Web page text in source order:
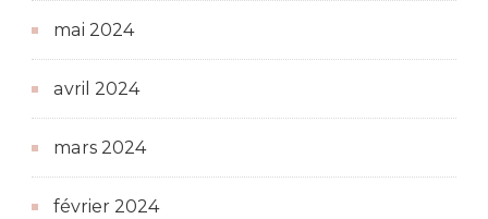
mai 2024
avril 2024
mars 2024
février 2024